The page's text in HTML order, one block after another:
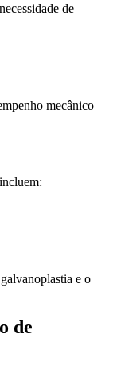
de
mecânico
e o
de